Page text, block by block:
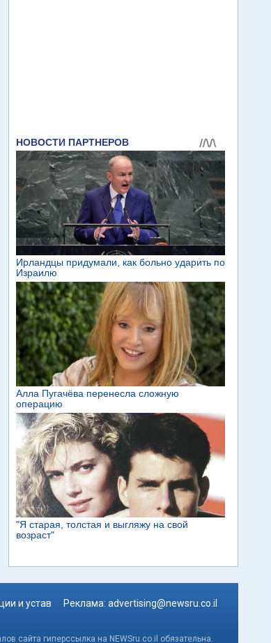
и устав Реклама: advertising@newsru.co.il
сайта гиперссылка на NEWSru.co.il обязательна.